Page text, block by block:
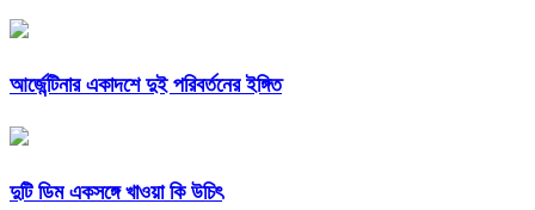
আর্জেন্টিনার একাদশে দুই পরিবর্তনের ইঙ্গিত
দুটি ডিম একসঙ্গে খাওয়া কি উচিৎ